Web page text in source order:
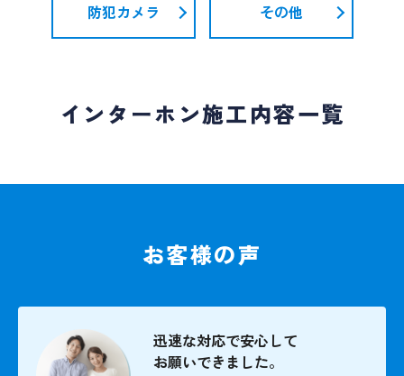
防犯カメラ その他
インターホン施工内容一覧
お客様の声
迅速な対応で安心して
お願いできました。